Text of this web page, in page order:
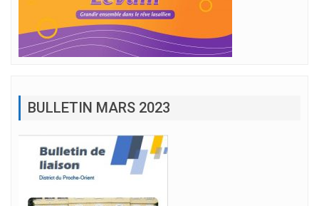
BULLETIN MARS 2023